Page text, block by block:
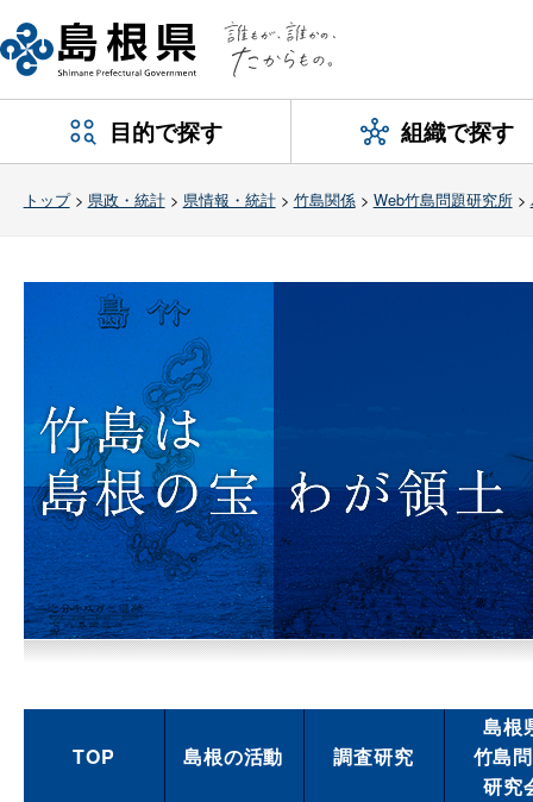
目的で探す 組織で探す
トップ> 県政・統計> 県情報・統計> 竹島関係> Web竹島問題研究所>
TOP 島根の活動 調査研究
島根
竹島
研究